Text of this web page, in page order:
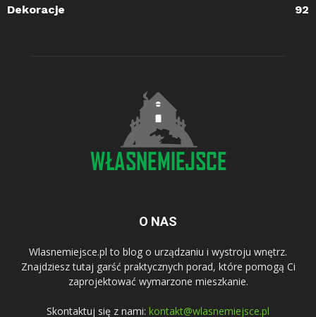
Dekoracje
92
O NAS
Wlasnemiejsce.pl to blog o urządzaniu i wystroju wnętrz.
Znajdziesz tutaj garść praktycznych porad, które pomogą Ci
zaprojektować wymarzone mieszkanie.
Skontaktuj się z nami: kontakt@wlasnemiejsce.pl